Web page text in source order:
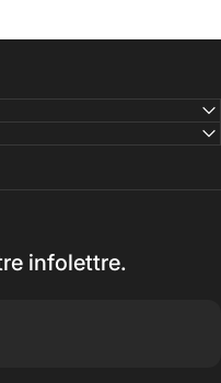
infolettre.